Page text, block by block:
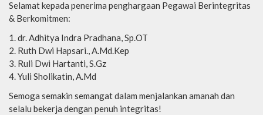
Selamat kepada penerima penghargaan Pegawai Berintegritas
& Berkomitmen:
dr. Adhitya Indra Pradhana, Sp.OT
Ruth Dwi Hapsari., A.Md.Kep
Ruli Dwi Hartanti, S.Gz
Yuli Sholikatin, A.Md
Semoga semakin semangat dalam menjalankan amanah dan
selalu bekerja dengan penuh integritas!